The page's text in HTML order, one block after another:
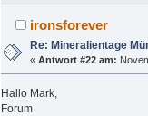
ironsforever
Re: Mineralientage
«Antwort #22 am:
Hallo Mark,
Forum